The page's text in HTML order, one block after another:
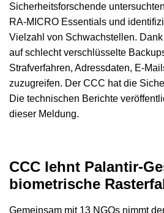
Sicherheitsforschende
RA-MICRO Essentials und
Vielzahl von Schwachstellen.
auf schlecht verschlüsselte
Strafverfahren, Adressdaten, E-
zuzugreifen. Der CCC hat die
Die technischen Berichte
dieser Meldung.
CCC lehnt Palantir-
biometrische
Gemeinsam mit 13 NGOs nimmt